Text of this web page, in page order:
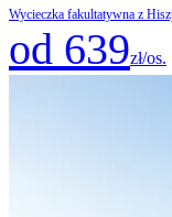
Wycieczka fakultatywna z
od 639zł/os.